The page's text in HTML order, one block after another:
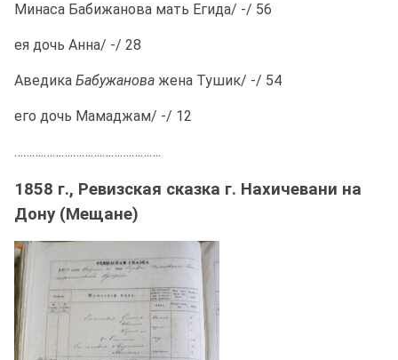
Минаса Бабижанова мать Егида/ -/ 56
ея дочь Анна/ -/ 28
Аведика Бабужанова жена Тушик/ -/ 54
его дочь Мамаджам/ -/ 12
……….……….……….……….……….
1858 г., Ревизская сказка г. Нахичевани на
Дону (Мещане)